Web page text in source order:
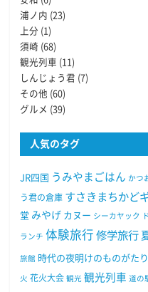
浦ノ内 (23)
上分 (1)
須崎 (68)
観光列車 (11)
しんじょう君 (7)
その他 (60)
グルメ (39)
人気のタグ
JR四国 うみやまごはん かつ
う君の倉庫 すさきまちかど
堂 みやげ カヌー シーカヤック
ランチ 体験旅行 修学旅行
旅館 時代の夜明けのものがたり
火 花火大会 観光 観光列車 道の